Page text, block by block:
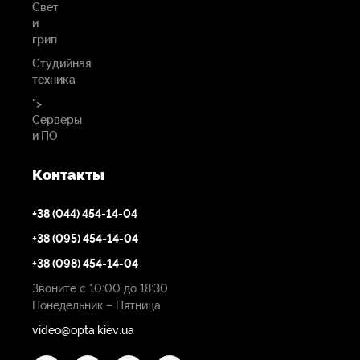
зумирования - 0,5 секунды и фокусировки -1,5 секунды.
Формат камеры ..................................................................
2/3"
Категория ...........................................................................
HDxs
Кратность трансфокатора
нет
Фокусное расстояние .........................................................
8,5- 128 мм
1:2.5 (8.5 ~ 86 мм)
1:4,7 (128 мм)
Угол поля зрения (при соотношении сторон 16:9) ... 8,5 мм ...
Свет
и
грип
Студийная
техника
">
Серверы
и ПО
Контакты
+38 (044) 454-14-04
+38 (095) 454-14-04
+38 (098) 454-14-04
Звоните с 10:00 до 18:30
Понедельник – Пятница
video@opta.kiev.ua